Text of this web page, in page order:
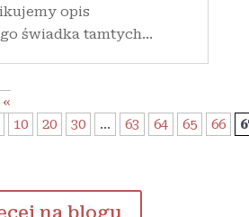
opis
świadka tamtych...
«
10 20 30 ... 63 64 65 66